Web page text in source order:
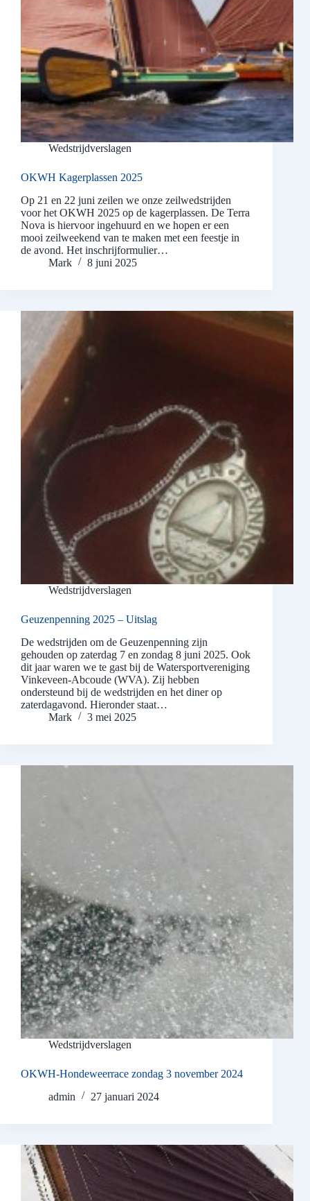
Wedstrijdverslagen
OKWH Kagerplassen 2025
Op 21 en 22 juni zeilen we onze zeilwedstrijden
voor het OKWH 2025 op de kagerplassen. De Terra
Nova is hiervoor ingehuurd en we hopen er een
mooi zeilweekend van te maken met een feestje in
de avond. Het inschrijformulier…
Mark
8 juni 2025
Wedstrijdverslagen
Geuzenpenning 2025 – Uitslag
De wedstrijden om de Geuzenpenning zijn
gehouden op zaterdag 7 en zondag 8 juni 2025. Ook
dit jaar waren we te gast bij de Watersportvereniging
Vinkeveen-Abcoude (WVA). Zij hebben
ondersteund bij de wedstrijden en het diner op
zaterdagavond. Hieronder staat…
Mark
3 mei 2025
Wedstrijdverslagen
OKWH-Hondeweerrace zondag 3 november 2024
admin
27 januari 2024